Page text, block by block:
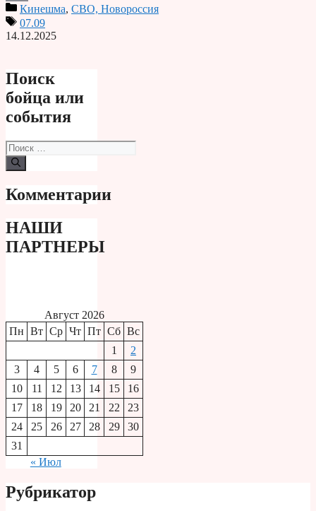
PrintКинешма, СВО, Новороссия
07.09
14.12.2025
Поиск
бойца или
события
Поиск:
Комментарии
НАШИ
ПАРТНЕРЫ
Август 2026
Пн Вт Ср Чт Пт Сб Вс
1
2
3
4 5 6 7 8
9
10
11 12 13 14 15
16
17
18 19 20 21 22
23
24
25 26 27 28 29
30
31
« Июл
Рубрикатор